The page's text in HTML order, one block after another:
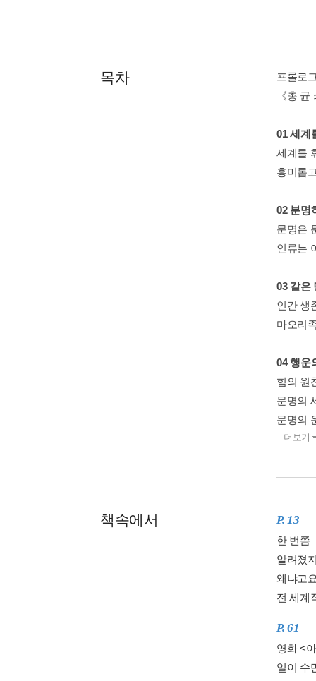
목차
프롤로
《총
01 세계
세계를
흥미롭
02 분명
문명은
인류는
03 같은
인간 생
마오리
04 행운
힘의 원
문명의
문명의
더보기
책속에서 P. 13
한 번쯤
알려졌
왜냐고
전 세계
P. 61
영화 <
일이 수